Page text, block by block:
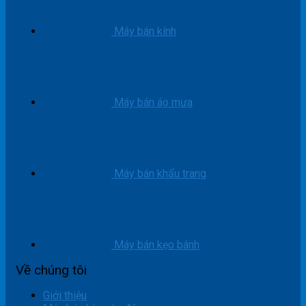
Máy bán kính
Máy bán áo mưa
Máy bán khẩu trang
Máy bán kẹo bánh
Về chúng tôi
Giới thiệu